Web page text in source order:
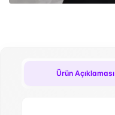
Ürün Açıklaması